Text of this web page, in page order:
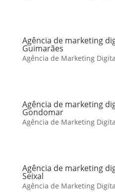
Agência de marketing
Guimarães
Agência de Marketing
Agência de marketing
Gondomar
Agência de Marketing
Agência de marketing
Seixal
Agência de Marketing